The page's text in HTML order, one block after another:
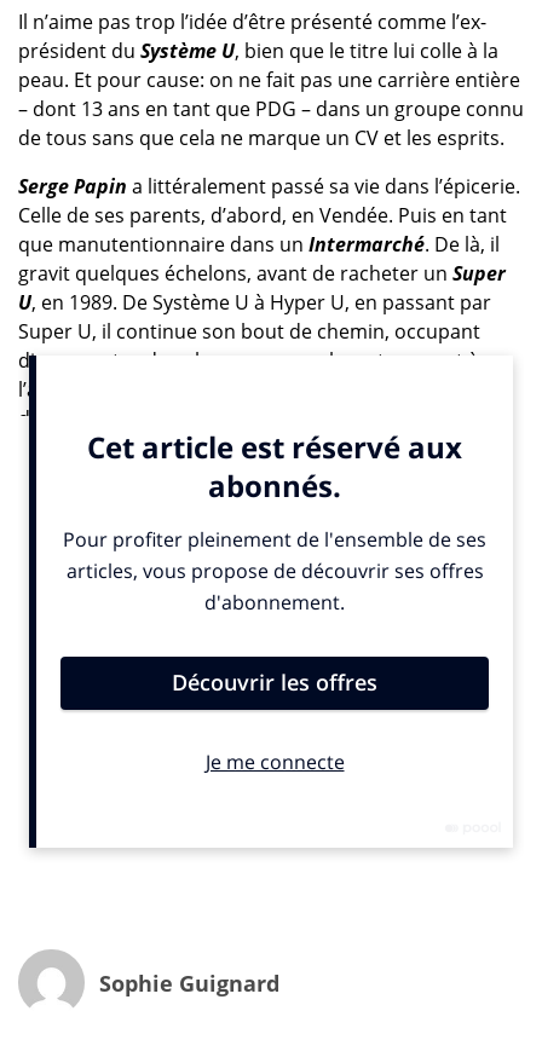
Il n’aime pas trop l’idée d’être présenté comme l’ex-
président du Système U, bien que le titre lui colle à la
peau. Et pour cause: on ne fait pas une carrière entière
– dont 13 ans en tant que PDG – dans un groupe connu
de tous sans que cela ne marque un CV et les esprits.
Serge Papin a littéralement passé sa vie dans l’épicerie.
Celle de ses parents, d’abord, en Vendée. Puis en tant
que manutentionnaire dans un Intermarché. De là, il
gravit quelques échelons, avant de racheter un Super
U, en 1989. De Système U à Hyper U, en passant par
Super U, il continue son bout de chemin, occupant
divers postes dans le groupe, se plaçant souvent à
l’avant-garde (Système U est le premier groupe de
distribution à faire de la pub à la télé, à se positionner
clairement sur le bio, etc). En 2005, il devient le
président de la coopérativeSystème U
plus de 1600 magasins et 70 000 collaborateurs- poste
qu’il occupera jusqu’à son départ à la retraite en 2018,
ayant entre temps refusé la présidence deCarrefour
. Il a écrit plusieurs ouvrages, dont le
transition écologique des entreprises,Du panier à
(2018), etConsommer moins, consommer
mieux(2009). Il conseille aujourd’hui des entreprises
Sophie Guignard : vous avez beaucoup plaidé pour une consommation
choses bougent enfin ?
vient, ni comment il va se faire. Mais il est temps de
remettre les pendules à l’heure.
Sophie Guignard